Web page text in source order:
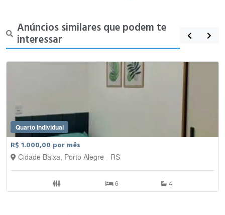
Anúncios similares que podem te
interessar
Quarto Individual
R$ 1.000,00 por mês
Cidade Baixa, Porto Alegre - RS
6 4